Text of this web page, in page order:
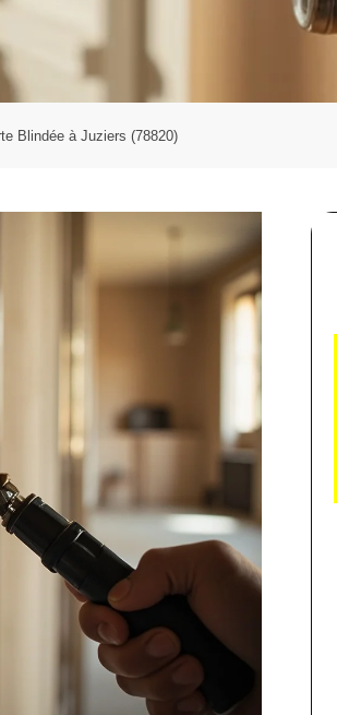
Blindée à Juziers (78820)